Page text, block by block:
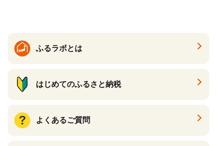
ギフト ふるさと納税 ）
ふるラボとは
はじめてのふるさと納税
よくあるご質問